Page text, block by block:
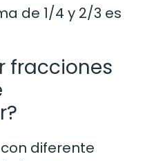
de 1/4 y 2/3 es
fracciones
diferente